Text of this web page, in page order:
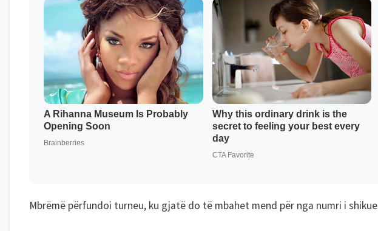
Mbrëmë përfundoi turneu, ku gjatë do të mbahet mend për nga numri i